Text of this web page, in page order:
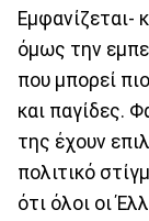
Εμφανίζεται-
όμως την
που μπορεί
και παγίδες.
της έχουν
πολιτικό
ότι όλοι οι